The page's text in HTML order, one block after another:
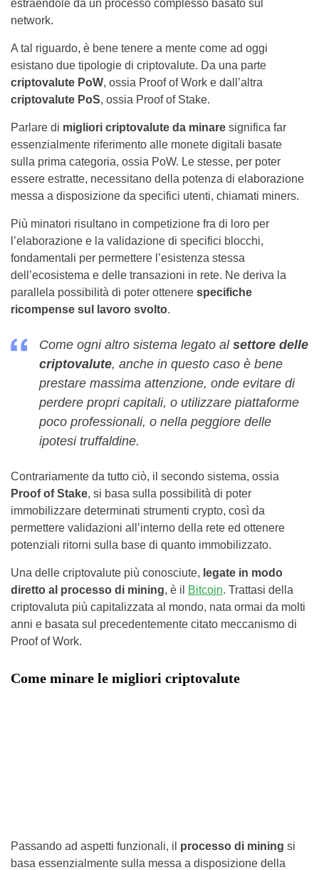
estraendole da un processo complesso basato sul
network.
A tal riguardo, è bene tenere a mente come ad oggi
esistano due tipologie di criptovalute. Da una parte
criptovalute PoW, ossia Proof of Work e dall’altra
criptovalute PoS, ossia Proof of Stake.
Parlare di migliori criptovalute da minare significa far
essenzialmente riferimento alle monete digitali basate
sulla prima categoria, ossia PoW. Le stesse, per poter
essere estratte, necessitano della potenza di elaborazione
messa a disposizione da specifici utenti, chiamati miners.
Più minatori risultano in competizione fra di loro per
l’elaborazione e la validazione di specifici blocchi,
fondamentali per permettere l’esistenza stessa
dell’ecosistema e delle transazioni in rete. Ne deriva la
parallela possibilità di poter ottenere specifiche
ricompense sul lavoro svolto.
Come ogni altro sistema legato al settore delle
criptovalute, anche in questo caso è bene
prestare massima attenzione, onde evitare di
perdere propri capitali, o utilizzare piattaforme
poco professionali, o nella peggiore delle
ipotesi truffaldine.
Contrariamente da tutto ciò, il secondo sistema, ossia
Proof of Stake, si basa sulla possibilità di poter
immobilizzare determinati strumenti crypto, così da
permettere validazioni all’interno della rete ed ottenere
potenziali ritorni sulla base di quanto immobilizzato.
Una delle criptovalute più conosciute, legate in modo
diretto al processo di mining, è il Bitcoin. Trattasi della
criptovaluta più capitalizzata al mondo, nata ormai da molti
anni e basata sul precedentemente citato meccanismo di
Proof of Work.
Come minare le migliori criptovalute
Passando ad aspetti funzionali, il processo di mining si
basa essenzialmente sulla messa a disposizione della